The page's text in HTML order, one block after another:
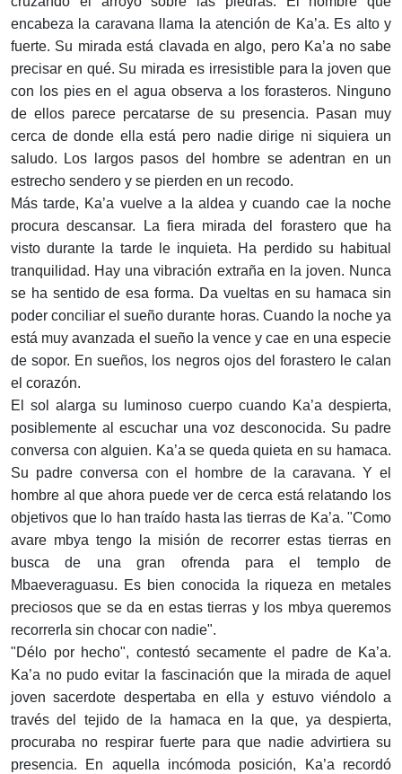
encabeza la caravana llama la atención de Ka’a. Es alto y
fuerte. Su mirada está clavada en algo, pero Ka’a no sabe
precisar en qué. Su mirada es irresistible para la joven que
con los pies en el agua observa a los forasteros. Ninguno
de ellos parece percatarse de su presencia. Pasan muy
cerca de donde ella está pero nadie dirige ni siquiera un
saludo. Los largos pasos del hombre se adentran en un
estrecho sendero y se pierden en un recodo.
Más tarde, Ka’a vuelve a la aldea y cuando cae la noche
procura descansar. La fiera mirada del forastero que ha
visto durante la tarde le inquieta. Ha perdido su habitual
tranquilidad. Hay una vibración extraña en la joven. Nunca
se ha sentido de esa forma. Da vueltas en su hamaca sin
poder conciliar el sueño durante horas. Cuando la noche ya
está muy avanzada el sueño la vence y cae en una especie
de sopor. En sueños, los negros ojos del forastero le calan
el corazón.
El sol alarga su luminoso cuerpo cuando Ka’a despierta,
posiblemente al escuchar una voz desconocida. Su padre
conversa con alguien. Ka’a se queda quieta en su hamaca.
Su padre conversa con el hombre de la caravana. Y el
hombre al que ahora puede ver de cerca está relatando los
objetivos que lo han traído hasta las tierras de Ka’a. "Como
avare mbya tengo la misión de recorrer estas tierras en
busca de una gran ofrenda para el templo de
Mbaeveraguasu. Es bien conocida la riqueza en metales
preciosos que se da en estas tierras y los mbya queremos
recorrerla sin chocar con nadie".
"Délo por hecho", contestó secamente el padre de Ka’a.
Ka’a no pudo evitar la fascinación que la mirada de aquel
joven sacerdote despertaba en ella y estuvo viéndolo a
través del tejido de la hamaca en la que, ya despierta,
procuraba no respirar fuerte para que nadie advirtiera su
presencia. En aquella incómoda posición, Ka’a recordó